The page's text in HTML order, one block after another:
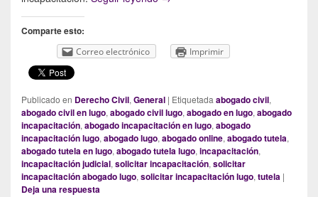
Comparte esto:
Correo electrónico Imprimir
Publicado en Derecho Civil, General | Etiquetada abogado civil,
abogado civil en lugo, abogado civil lugo, abogado en lugo, abogado
incapacitación, abogado incapacitación en lugo, abogado
incapacitación lugo, abogado lugo, abogado online, abogado tutela,
abogado tutela en lugo, abogado tutela lugo, incapacitación,
incapacitación judicial, solicitar incapacitación, solicitar
incapacitación abogado lugo, solicitar incapacitación lugo, tutela |
Deja una respuesta